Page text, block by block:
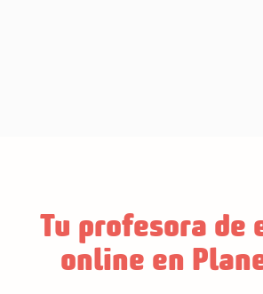
Tu profesora de
online en